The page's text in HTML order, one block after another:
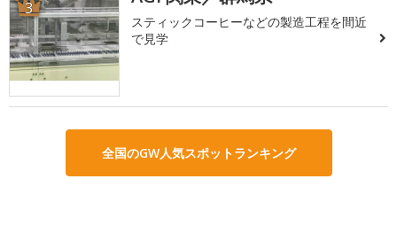
3
スティックコーヒーなどの製造工程を間近
で見学
全国のGW人気スポットランキング